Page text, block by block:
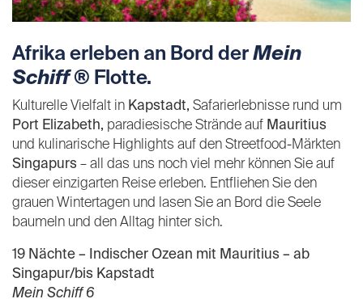
Afrika erleben an Bord der Mein
Schiff® Flotte.
Kulturelle Vielfalt in Kapstadt, Safarierlebnisse rund um
Port Elizabeth, paradiesische Strände auf Mauritius
und kulinarische Highlights auf den Streetfood-Märkten
Singapurs – all das uns noch viel mehr können Sie auf
dieser einzigarten Reise erleben. Entfliehen Sie den
grauen Wintertagen und lasen Sie an Bord die Seele
baumeln und den Alltag hinter sich.
19 Nächte – Indischer Ozean mit Mauritius – ab
Singapur/bis Kapstadt
Mein Schiff 6